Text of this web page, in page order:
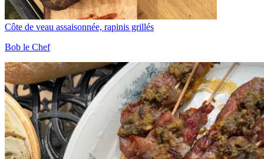
Côte de veau assaisonnée, rapinis grillés
Bob le Chef